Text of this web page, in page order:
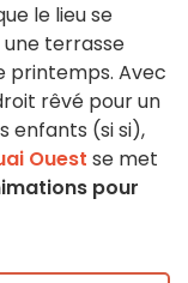
le lieu se
une terrasse
printemps. Avec
rêvé pour un
enfants (si si),
Ouest se met
pour